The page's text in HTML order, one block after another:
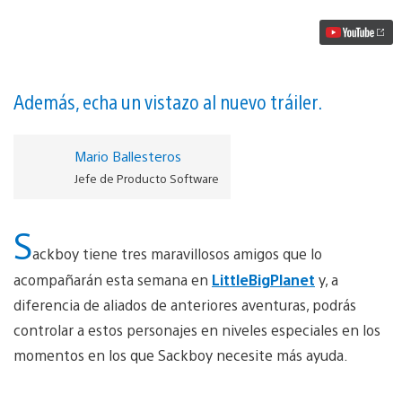
LittleBigPlanet
su
lanzamiento
Además, echa un vistazo al nuevo tráiler.
Mario Ballesteros
Jefe de Producto Software
Sackboy tiene tres maravillosos amigos que lo
acompañarán esta semana en LittleBigPlanet y, a
diferencia de aliados de anteriores aventuras, podrás
controlar a estos personajes en niveles especiales en los
momentos en los que Sackboy necesite más ayuda.